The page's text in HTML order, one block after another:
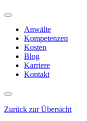
Anwälte
Kompetenzen
Kosten
Blog
Karriere
Kontakt
Zurück zur Übersicht